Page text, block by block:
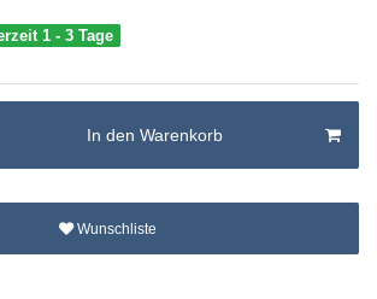
1 - 3 Tage
In den Warenkorb
Wunschliste